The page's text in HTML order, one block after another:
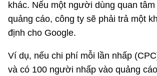
khác. Nếu một người dùng quan
quảng cáo, công ty sẽ phải trả một
định cho Google.
Ví dụ, nếu chi phí mỗi lần nhấp
và có 100 người nhấp vào quảng